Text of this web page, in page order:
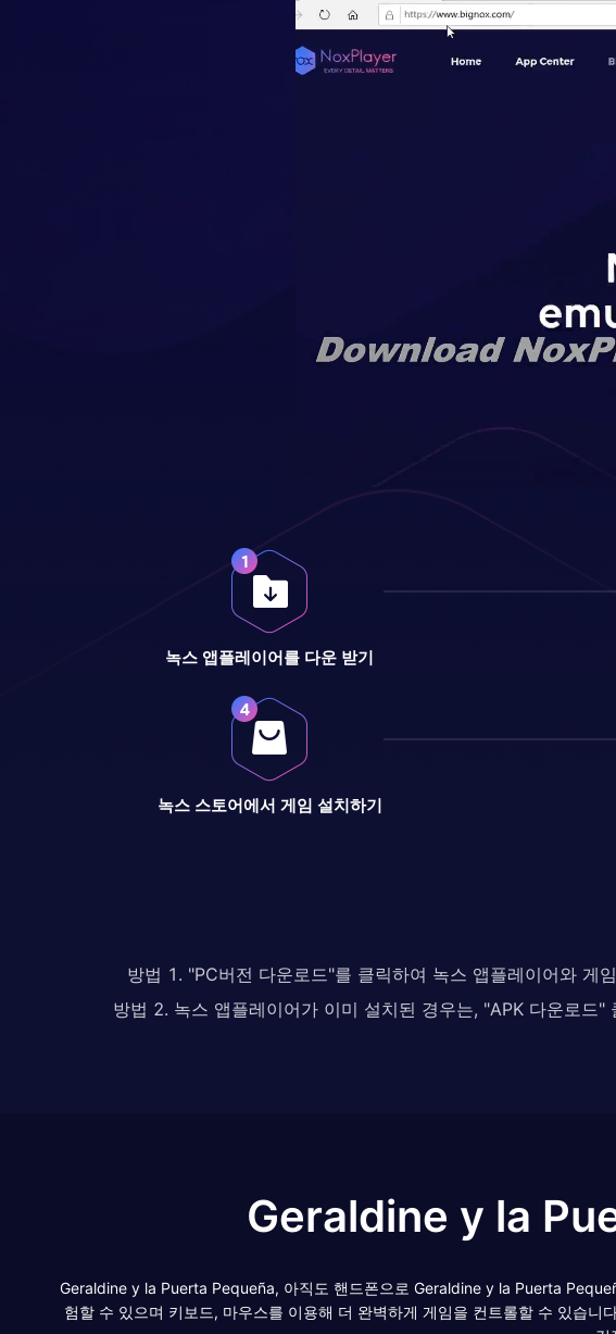
녹스 앱플레이어를 다운 받기
녹스 스토어에서 게임 설치하기
방법 1. "PC버전 다운로드"를 클릭하여 녹스 앱플레이어와 게
방법 2. 녹스 앱플레이어가 이미 설치된 경우는, "APK 다운로드
Geraldine y la
Geraldine y la Puerta Pequeña, 아직도 핸드폰으로 Geraldine y la Puerta
험할 수 있으며 키보드, 마우스를 이용해 더 완벽하게 게임을 컨트롤할 수 있습